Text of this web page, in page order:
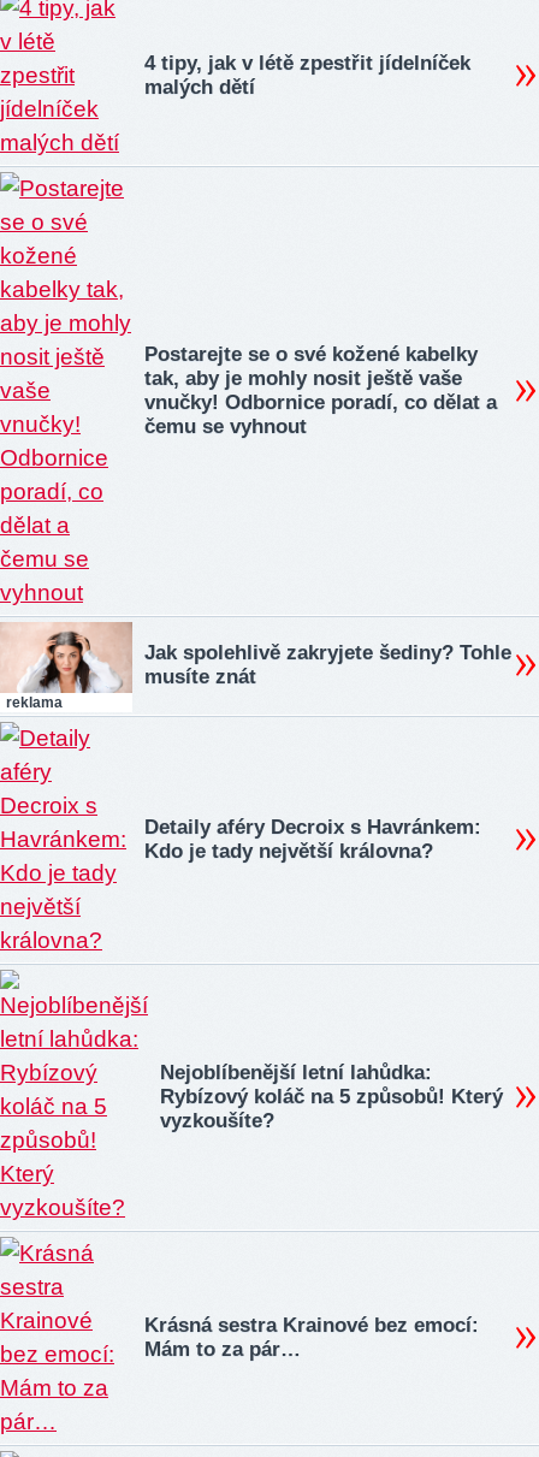
4 tipy, jak v létě zpestřit jídelníček
malých dětí
Postarejte se o své kožené kabelky
tak, aby je mohly nosit ještě vaše
vnučky! Odbornice poradí, co dělat a
čemu se vyhnout
reklama
Jak spolehlivě zakryjete šediny? Tohle
musíte znát
Detaily aféry Decroix s Havránkem:
Kdo je tady největší královna?
Nejoblíbenější letní lahůdka:
Rybízový koláč na 5 způsobů! Který
vyzkoušíte?
Krásná sestra Krainové bez emocí:
Mám to za pár…